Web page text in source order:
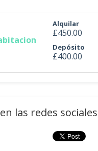
Alquilar
£450.00
Depósito
£400.00
las redes sociales